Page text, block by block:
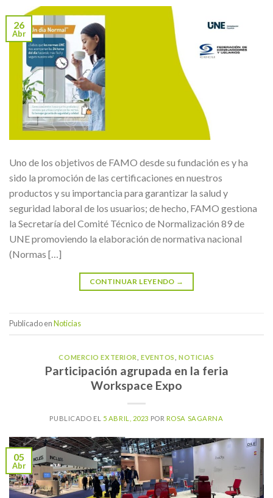
26
Abr
Uno de los objetivos de FAMO desde su fundación es y ha
sido la promoción de las certificaciones en nuestros
productos y su importancia para garantizar la salud y
seguridad laboral de los usuarios; de hecho, FAMO gestiona
la Secretaría del Comité Técnico de Normalización 89 de
UNE promoviendo la elaboración de normativa nacional
(Normas […]
CONTINUAR LEYENDO →
Publicado enNoticias
COMERCIO EXTERIOR ,EVENTOS ,NOTICIAS
Participación agrupada en la feria
Workspace Expo
PUBLICADO EL 5 ABRIL, 2023 POR ROSA SAGARNA
05
Abr